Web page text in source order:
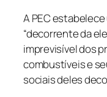
A PEC
“decorrente da
imprevisível dos
combustíveis e
sociais deles